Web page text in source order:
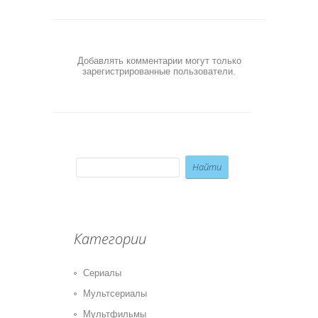
Добавлять комментарии могут только
зарегистрированные пользователи.
Категории
Сериалы
Мультсериалы
Мультфильмы